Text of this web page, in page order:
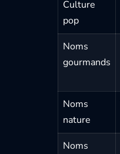
Culture
pop
Noms
gourmands
Noms
nature
Noms